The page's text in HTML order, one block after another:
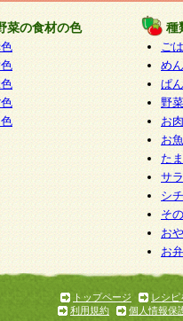
す。
等および問い合わせ窓口
当社が本件により取得
示・内容の訂正・追加
の提供の禁止（以下、
す。
下になります。
報お客様相談窓口 paku-
任意ですが、個人情報
は、当社のサービスの
の対応ができない場合
菜の食材の色 種
ご
めん
ぱん
野
お
お
た
サ
シ
そ
お
お
トップページ
レシピ
利用規約
個人情報保